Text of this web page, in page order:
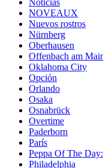
Noticias
NOVEAUX
Nuevos rostros
Nürnberg
Oberhausen
Offenbach am
Oklahoma City
Opción
Orlando
Osaka
Osnabrück
Overtime
Paderborn
París
Peppa Of The
Philadelphia